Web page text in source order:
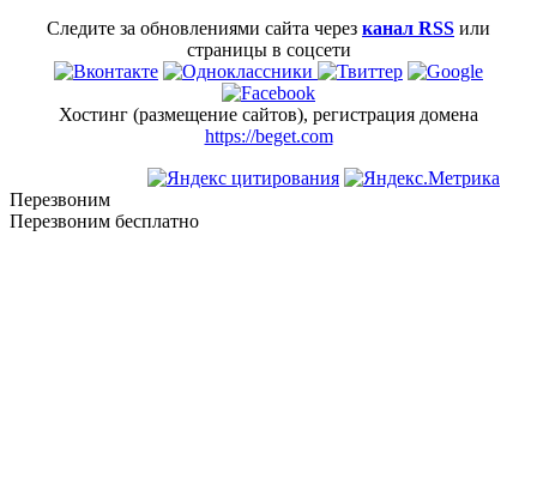
Следите за обновлениями сайта через канал RSS или
страницы в соцсети
Хостинг (размещение сайтов), регистрация домена
https://beget.com
Перезвоним
Перезвоним бесплатно